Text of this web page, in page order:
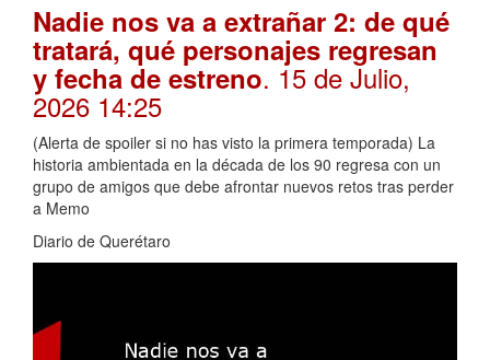
Nadie nos va a extrañar 2: de qué
tratará, qué personajes regresan
y fecha de estreno. 15 de Julio,
2026 14:25
(Alerta de spoiler si no has visto la primera temporada) La
historia ambientada en la década de los 90 regresa con un
grupo de amigos que debe afrontar nuevos retos tras perder
a Memo
Diario de Querétaro